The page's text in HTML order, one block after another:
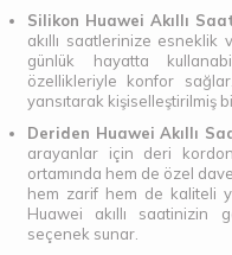
Silikon Huawei Akıllı
akıllı saatlerinize
günlük hayatta
özellikleriyle konfor
yansıtarak kişiselleştirilmiş
Deriden Huawei Akıllı
arayanlar için deri
ortamında hem de özel
hem zarif hem de kaliteli
Huawei akıllı saatinizin
seçenek sunar.